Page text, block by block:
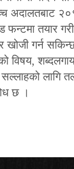
अदालतबाट
फन्टमा तयार
गर्न
विषय,
लागि
छ ।